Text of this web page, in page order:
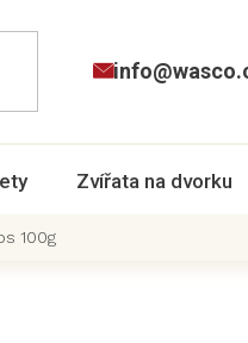
Zvířata na dvorku
100g